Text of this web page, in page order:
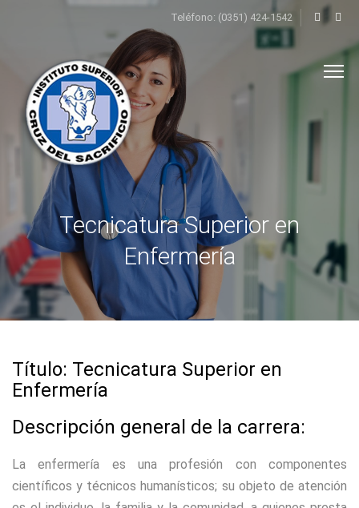
Teléfono: (0351) 424-1542
Tecnicatura Superior en
Enfermería
Título: Tecnicatura Superior en
Enfermería
Descripción general de la carrera:
La enfermería es una profesión con componentes
científicos y técnicos humanísticos; su objeto de atención